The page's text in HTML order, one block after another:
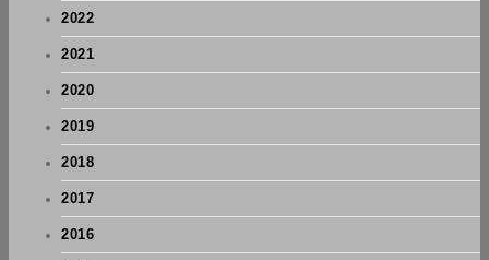
2022
2021
2020
2019
2018
2017
2016